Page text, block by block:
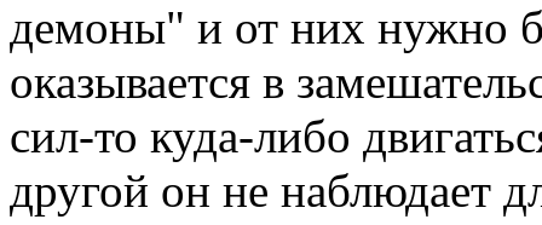
демоны" и от них нужно
оказывается в
сил-то куда-либо
другой он не наблюдает